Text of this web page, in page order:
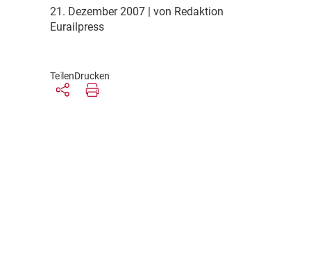
21. Dezember 2007
| von Redaktion
Eurailpress
TeilenDrucken